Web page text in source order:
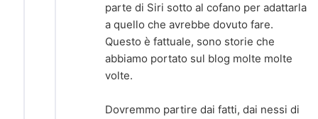
parte di Siri sotto al cofano per adattarla
a quello che avrebbe dovuto fare.
Questo è fattuale, sono storie che
abbiamo portato sul blog molte molte
volte.
Dovremmo partire dai fatti, dai nessi di